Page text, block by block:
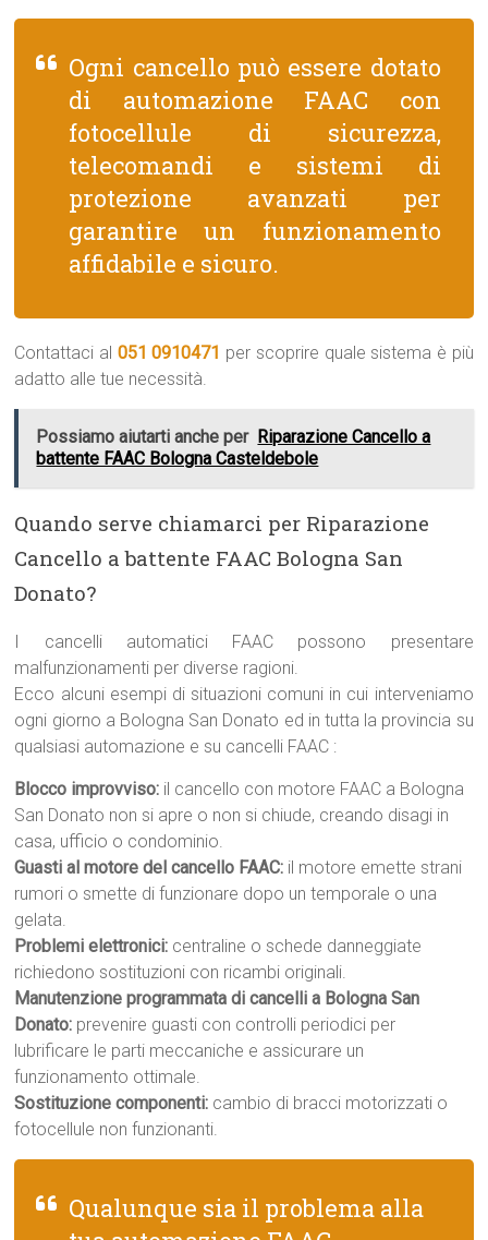
Ogni cancello può essere dotato
di automazione FAAC con
fotocellule di sicurezza,
telecomandi e sistemi di
protezione avanzati per
garantire un funzionamento
affidabile e sicuro.
Contattaci al 051 0910471 per scoprire quale sistema è più
adatto alle tue necessità.
Possiamo aiutarti anche per Riparazione Cancello a
battente FAAC Bologna Casteldebole
Quando serve chiamarci per Riparazione
Cancello a battente FAAC Bologna San
Donato?
I cancelli automatici FAAC possono presentare
malfunzionamenti per diverse ragioni.
Ecco alcuni esempi di situazioni comuni in cui interveniamo
ogni giorno a Bologna San Donato ed in tutta la provincia su
qualsiasi automazione e su cancelli FAAC :
Blocco improvviso: il cancello con motore FAAC a Bologna
San Donato non si apre o non si chiude, creando disagi in
casa, ufficio o condominio.
Guasti al motore del cancello FAAC: il motore emette strani
rumori o smette di funzionare dopo un temporale o una
gelata.
Problemi elettronici: centraline o schede danneggiate
richiedono sostituzioni con ricambi originali.
Manutenzione programmata di cancelli a Bologna San
Donato: prevenire guasti con controlli periodici per
lubrificare le parti meccaniche e assicurare un
funzionamento ottimale.
Sostituzione componenti: cambio di bracci motorizzati o
fotocellule non funzionanti.
Qualunque sia il problema alla